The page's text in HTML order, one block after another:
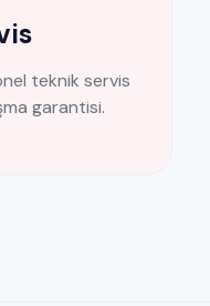
teknik servis
garantisi.